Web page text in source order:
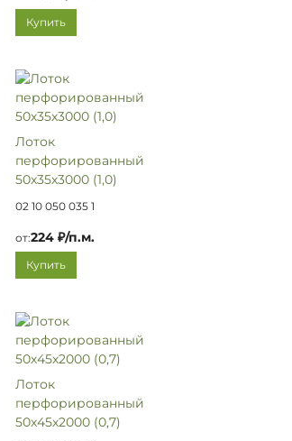
Купить
Лоток
перфорированный
50х35х3000 (1,0)
02 10 050 035 1
от:224 ₽/п.м.
Купить
Лоток
перфорированный
50х45х2000 (0,7)